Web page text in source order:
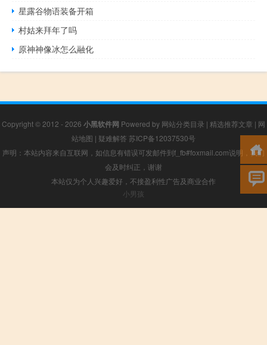
星露谷物语装备开箱
村姑来拜年了吗
原神神像冰怎么融化
Copyright © 2012 - 2026 小黑软件网 Powered by 网站分类目录 | 精选推荐文章 | 网
站地图 | 疑难解答 苏ICP备12037530号
声明：本站内容来自互联网，如信息有错误可发邮件到f_fb#foxmail.com说明，我们
会及时纠正，谢谢
本站仅为个人兴趣爱好，不接盈利性广告及商业合作
小男孩